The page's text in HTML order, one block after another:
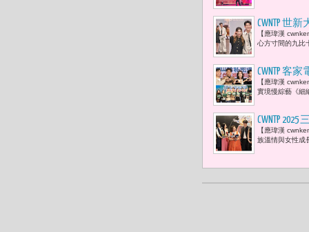
CWNTP 世
1. 采子：
【應瑋漢
心方寸間的九比
CWNTP 客
優賢，以
【應瑋漢
實境慢綜藝《細
CWNTP
培》三部
【應瑋漢
族溫情與女性成